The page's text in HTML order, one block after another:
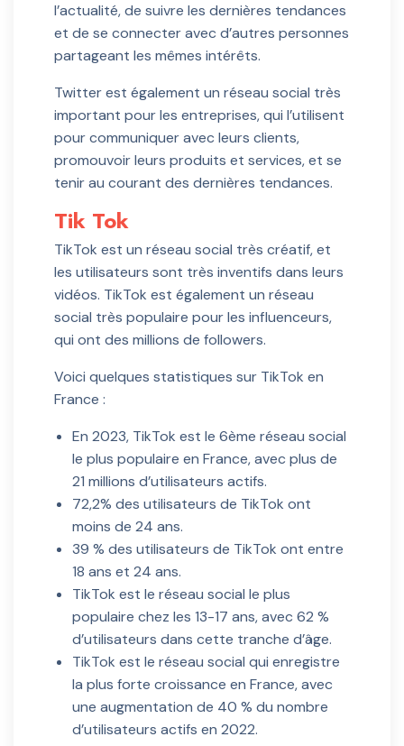
l’actualité, de suivre les dernières tendances
et de se connecter avec d’autres personnes
partageant les mêmes intérêts.
Twitter est également un réseau social très
important pour les entreprises, qui l’utilisent
pour communiquer avec leurs clients,
promouvoir leurs produits et services, et se
tenir au courant des dernières tendances.
Tik Tok
TikTok est un réseau social très créatif, et
les utilisateurs sont très inventifs dans leurs
vidéos. TikTok est également un réseau
social très populaire pour les influenceurs,
qui ont des millions de followers.
Voici quelques statistiques sur TikTok en
France :
En 2023, TikTok est le 6ème réseau social
le plus populaire en France, avec plus de
21 millions d’utilisateurs actifs.
72,2% des utilisateurs de TikTok ont
moins de 24 ans.
39 % des utilisateurs de TikTok ont entre
18 ans et 24 ans.
TikTok est le réseau social le plus
populaire chez les 13-17 ans, avec 62 %
d’utilisateurs dans cette tranche d’âge.
TikTok est le réseau social qui enregistre
la plus forte croissance en France, avec
une augmentation de 40 % du nombre
d’utilisateurs actifs en 2022.